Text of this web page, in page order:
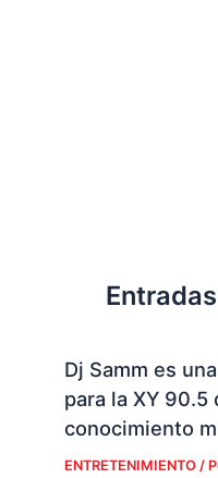
Dj Samm es
para la XY 90.5
conocimiento
ENTRETENIMIENTO/